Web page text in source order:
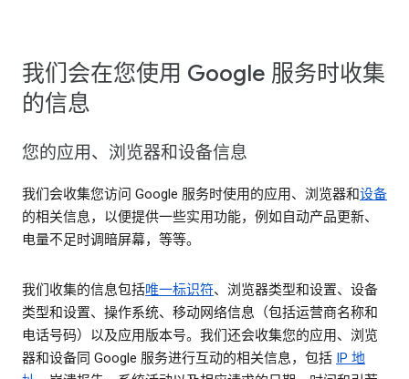
我们会在您使用 Google 服务时收集
的信息
您的应用、浏览器和设备信息
我们会收集您访问 Google 服务时使用的应用、浏览器和设备
的相关信息，以便提供一些实用功能，例如自动产品更新、
电量不足时调暗屏幕，等等。
我们收集的信息包括唯一标识符、浏览器类型和设置、设备
类型和设置、操作系统、移动网络信息（包括运营商名称和
电话号码）以及应用版本号。我们还会收集您的应用、浏览
器和设备同 Google 服务进行互动的相关信息，包括 IP 地